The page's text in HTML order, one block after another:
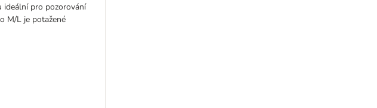
ideální pro pozorování
M/L je potažené